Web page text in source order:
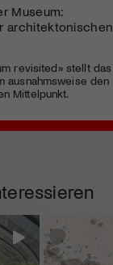
Museum:
architektonischen
revisited» stellt das
ausnahmsweise den
Mittelpunkt.